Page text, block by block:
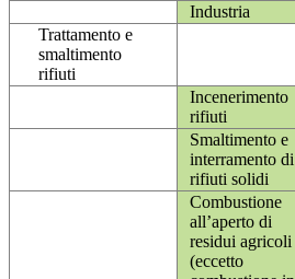
Industria
Trattamento e
smaltimento
rifiuti
Incenerimento
rifiuti
Smaltimento e
interramento di
rifiuti solidi
Combustione
all’aperto di
residui agricoli
(eccetto